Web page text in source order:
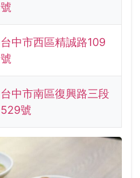
號
台中市西區精誠路109
號
台中市南區復興路三段
529號